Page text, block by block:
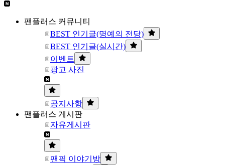
팬플러스 커뮤니티
BEST 인기글(명예의 전당)
BEST 인기글(실시간)
이벤트
광고 사진
공지사항
팬플러스 게시판
자유게시판
팬픽 이야기방